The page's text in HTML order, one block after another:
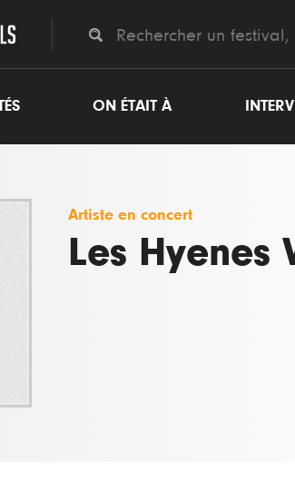
ON ÉTAIT À
Artiste en concert
Les Hyenes